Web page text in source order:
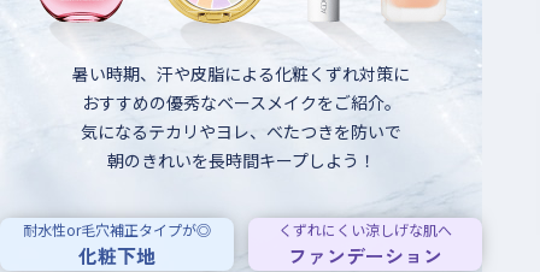
暑い時期、汗や皮脂による化粧くずれ対策に
おすすめの優秀なベースメイクをご紹介。
気になるテカリやヨレ、べたつきを防いで
朝のきれいを長時間キープしよう！
耐水性or毛穴補正タイプが◎
化粧下地
くずれにくい涼しげな肌へ
ファンデーション